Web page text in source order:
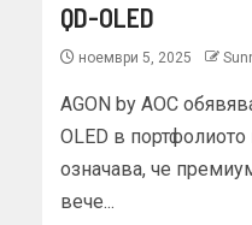
QD-OLED
ноември 5, 2025
AGON by AOC
OLED в портфолиото
означава, че
вече...